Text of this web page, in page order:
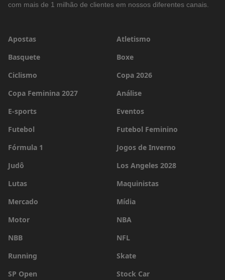
com mais de 1 milhão de clientes em nossos diferentes canais.
Apostas
Atletismo
Basquete
Boxe
Ciclismo
Copa 2026
Copa Feminina 2027
Análise
E-sports
Eventos
Futebol
Futebol Feminino
Fórmula 1
Jogos de Inverno
Judô
Los Angeles 2028
Lutas
Maquinistas
Mercado
Mídia
Motor
NBA
NBB
NFL
Running
Skate
SP Open
Stock Car